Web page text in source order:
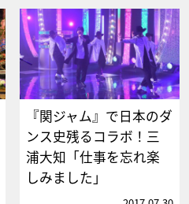
『関ジャム』で日本のダ
ンス史残るコラボ！三
浦大知「仕事を忘れ楽
しみました」